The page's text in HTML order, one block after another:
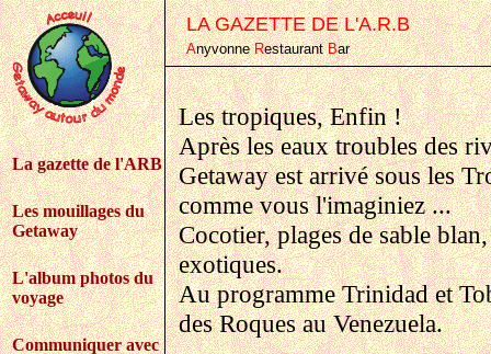
La gazette de l'ARB
Les mouillages du
Getaway
L'album photos du
voyage
Communiquer avec
LA GAZETTE DE L'A.R.B
AnyvonneRestaurantBar
Les tropiques, Enfin !
Après les eaux troubles des
Getaway est arrivé sous les
comme vous l'imaginiez ...
Cocotier, plages de sable
exotiques.
Au programme Trinidad et
des Roques au Venezuela.